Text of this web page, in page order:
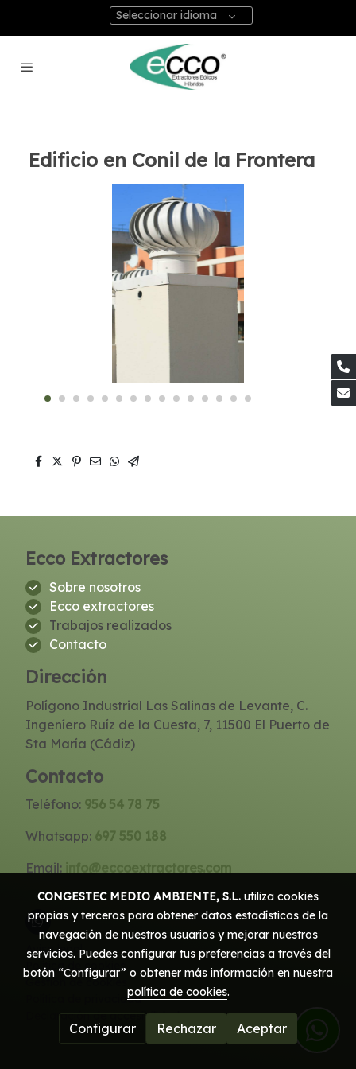
Seleccionar idioma
Edificio en Conil de la Frontera
Ecco Extractores
Sobre nosotros
Ecco extractores
Trabajos realizados
Contacto
Dirección
Polígono Industrial Las Salinas de Levante, C.
Ingeníero Ruíz de la Cuesta, 7, 11500 El Puerto de
Sta María (Cádiz)
Contacto
Teléfono: 956 54 78 75
Whatsapp: 697 550 188
Email:
info@eccoextractores.com
Aviso legal
Política de cookies
Gestión de cookies
Política de privacidad
Declaración de accesibilidad
CONGESTEC MEDIO AMBIENTE, S.L. utiliza cookies
propias y terceros para obtener datos estadísticos de la
navegación de nuestros usuarios y mejorar nuestros
servicios. Puedes configurar tus preferencias a través del
botón “Configurar” o obtener más información en nuestra
política de cookies.
Configurar Rechazar Aceptar